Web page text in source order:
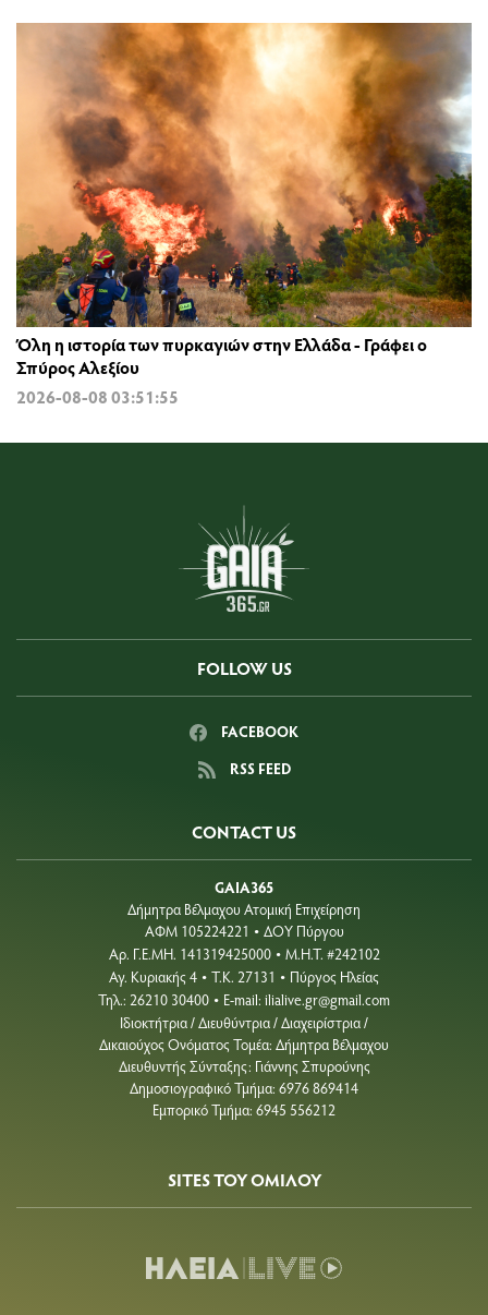
Όλη η ιστορία των πυρκαγιών στην Ελλάδα - Γράφει ο
Σπύρος Αλεξίου
2026-08-08 03:51:55
FOLLOW US
FACEBOOK
RSS FEED
CONTACT US
GAIA365
Δήμητρα Βέλμαχου Ατομική Επιχείρηση
ΑΦΜ 105224221 • ΔΟΥ Πύργου
Aρ. Γ.Ε.ΜΗ. 141319425000 • Μ.Η.Τ. #242102
Αγ. Κυριακής 4 • Τ.Κ. 27131 • Πύργος Ηλείας
Τηλ.: 26210 30400 • E-mail: ilialive.gr@gmail.com
Ιδιοκτήτρια / Διευθύντρια / Διαχειρίστρια /
Δικαιούχος Ονόματος Τομέα: Δήμητρα Βέλμαχου
Διευθυντής Σύνταξης: Γιάννης Σπυρούνης
Δημοσιογραφικό Τμήμα: 6976 869414
Εμπορικό Τμήμα: 6945 556212
SITES ΤΟΥ ΟΜΙΛΟΥ